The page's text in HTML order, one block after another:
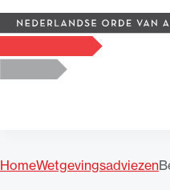
Logo, to the homepage
HomeWetgevingsadviezen